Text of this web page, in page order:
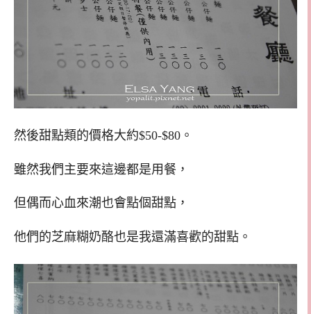
然後甜點類的價格大約$50-$80。
雖然我們主要來這邊都是用餐，
但偶而心血來潮也會點個甜點，
他們的芝麻糊奶酪也是我還滿喜歡的甜點。